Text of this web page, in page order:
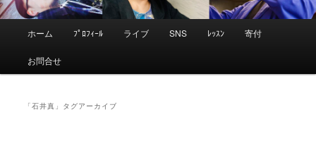
メ
イ
ン
サ
ブ
コ
ホーム ﾌﾟﾛﾌｨｰﾙ ライブ SNS ﾚｯｽﾝ 寄付
お問合せ
「石井真 」タグアーカイブ